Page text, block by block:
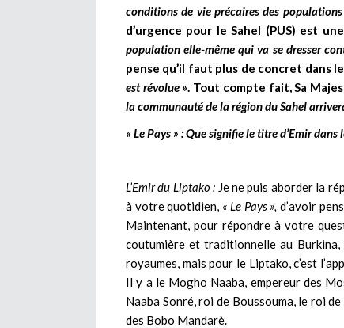
conditions de vie précaires des
d’urgence pour le Sahel (PUS) est
population elle-même qui va se dresser
pense qu’il faut plus de concret dans
est révolue ». Tout compte fait, Sa
la communauté de la région du Sahel
« Le Pays » : Que signifie le titre d’Emir
L’Emir du Liptako : Je ne puis aborder la
à votre quotidien, « Le Pays », d’avoir
Maintenant, pour répondre à votre
coutumière et traditionnelle au
royaumes, mais pour le Liptako, c’est
Il y a le Mogho Naaba, empereur des
Naaba Sonré, roi de Boussouma, le roi
des Bobo Mandarè.